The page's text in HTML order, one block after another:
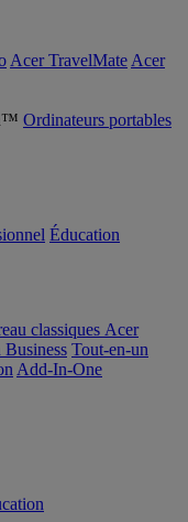
Acer TravelMate Acer
Ordinateurs portables
Éducation
classiques Acer
Tout-en-un
Add-In-One